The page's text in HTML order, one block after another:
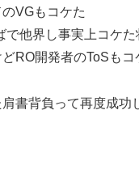
VGもコケた
で他界し事実上コケた
RO開発者のToSもコ
書背負って再度成功